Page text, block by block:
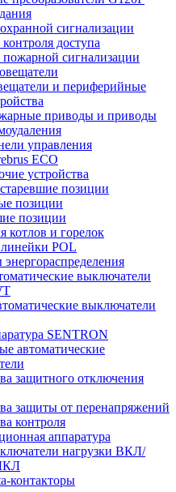
сигнализации
доступа
сигнализации
и периферийные
приводы и приводы
управления
ECO
устройства
позиции
позиции
позиции
котлов и горелок
POL
выключатели
выключатели
SENTRON
автоматические
защитного отключения
защиты от перенапряжений
контроля
аппаратура
нагрузки ВКЛ/
контакторы